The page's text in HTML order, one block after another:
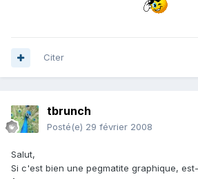
Citer
tbrunch
Posté(e) 29 février 2008
Salut,
Si c'est bien une pegmatite graphique,